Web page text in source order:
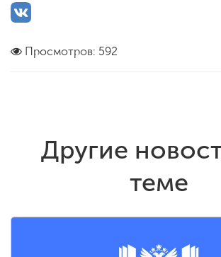
Просмотров: 592
Другие
теме